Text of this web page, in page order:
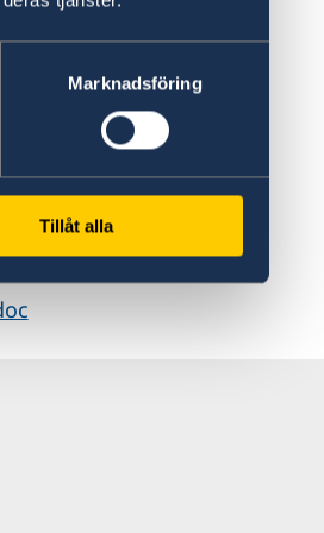
Marknadsföring
Tillåt alla
2002.pdf